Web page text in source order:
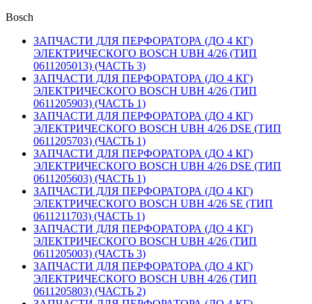
Bosch
ЗАПЧАСТИ ДЛЯ ПЕРФОРАТОРА (ДО 4 КГ)
ЭЛЕКТРИЧЕСКОГО BOSCH UBH 4/26 (ТИП
0611205013) (ЧАСТЬ 3)
ЗАПЧАСТИ ДЛЯ ПЕРФОРАТОРА (ДО 4 КГ)
ЭЛЕКТРИЧЕСКОГО BOSCH UBH 4/26 (ТИП
0611205903) (ЧАСТЬ 1)
ЗАПЧАСТИ ДЛЯ ПЕРФОРАТОРА (ДО 4 КГ)
ЭЛЕКТРИЧЕСКОГО BOSCH UBH 4/26 DSE (ТИП
0611205703) (ЧАСТЬ 1)
ЗАПЧАСТИ ДЛЯ ПЕРФОРАТОРА (ДО 4 КГ)
ЭЛЕКТРИЧЕСКОГО BOSCH UBH 4/26 DSE (ТИП
0611205603) (ЧАСТЬ 1)
ЗАПЧАСТИ ДЛЯ ПЕРФОРАТОРА (ДО 4 КГ)
ЭЛЕКТРИЧЕСКОГО BOSCH UBH 4/26 SE (ТИП
0611211703) (ЧАСТЬ 1)
ЗАПЧАСТИ ДЛЯ ПЕРФОРАТОРА (ДО 4 КГ)
ЭЛЕКТРИЧЕСКОГО BOSCH UBH 4/26 (ТИП
0611205003) (ЧАСТЬ 3)
ЗАПЧАСТИ ДЛЯ ПЕРФОРАТОРА (ДО 4 КГ)
ЭЛЕКТРИЧЕСКОГО BOSCH UBH 4/26 (ТИП
0611205803) (ЧАСТЬ 2)